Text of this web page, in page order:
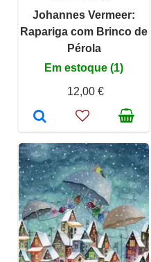
Johannes Vermeer:
Rapariga com Brinco de
Pérola
Em estoque (1)
12,00 €